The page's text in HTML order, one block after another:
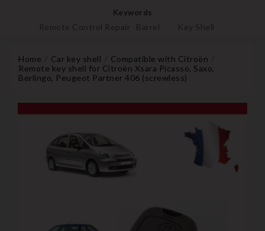
Keywords
Remote Control Repair Barrel Key Shell
Home Car key shell
Compatible with Citroën
Remote key shell for Citroën Xsara Picasso, Saxo,
Berlingo, Peugeot Partner 406 (screwless)